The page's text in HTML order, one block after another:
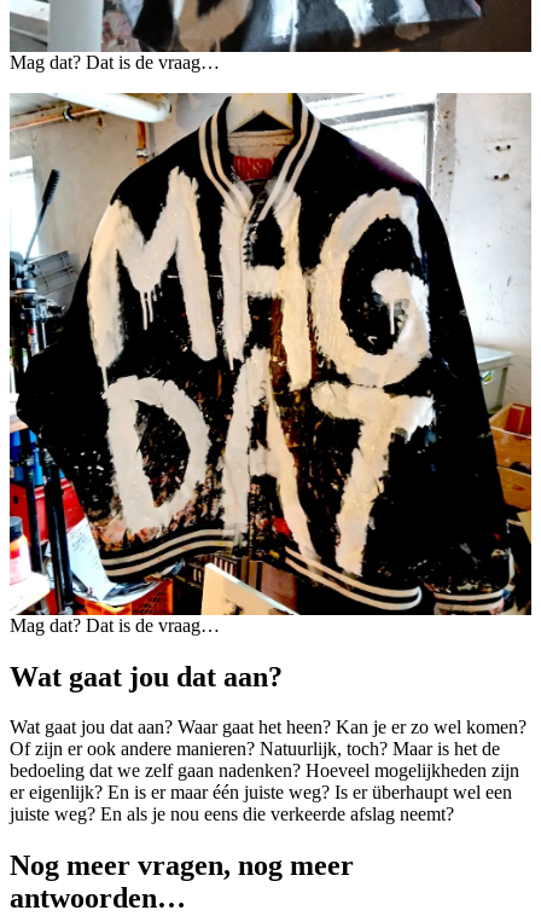
Mag dat? Dat is de vraag…
Mag dat? Dat is de vraag…
Wat gaat jou dat aan?
Wat gaat jou dat aan? Waar gaat het heen? Kan je er zo wel komen?
Of zijn er ook andere manieren? Natuurlijk, toch? Maar is het de
bedoeling dat we zelf gaan nadenken? Hoeveel mogelijkheden zijn
er eigenlijk? En is er maar één juiste weg? Is er überhaupt wel een
juiste weg? En als je nou eens die verkeerde afslag neemt?
Nog meer vragen, nog meer
antwoorden…